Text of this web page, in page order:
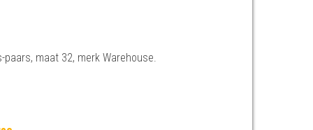
maat 32, merk Warehouse.